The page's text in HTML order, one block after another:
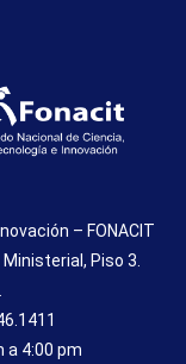
– FONACIT
Piso 3.
a 4:00 pm